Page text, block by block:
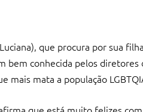
que procura por sua
bem conhecida pelos
mais mata a população